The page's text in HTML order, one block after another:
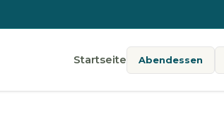
Startseite Abendessen